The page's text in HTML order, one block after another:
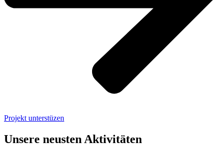
Projekt unterstüzen
Unsere neusten Aktivitäten